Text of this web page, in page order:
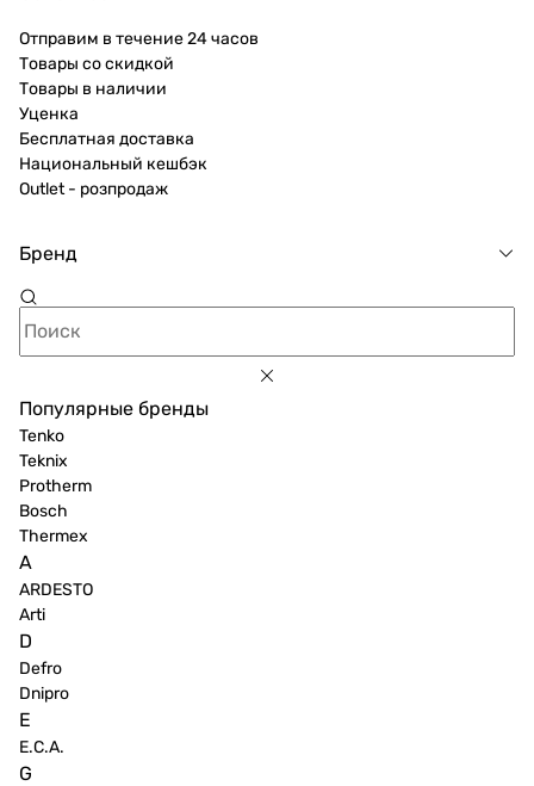
Отправим в течение 24 часов
Товары со скидкой
Товары в наличии
Уценка
Бесплатная доставка
Национальный кешбэк
Outlet - розпродаж
Бренд
Популярные бренды
Tenko
Teknix
Protherm
Bosch
Thermex
A
ARDESTO
Arti
D
Defro
Dnipro
E
E.C.A.
G